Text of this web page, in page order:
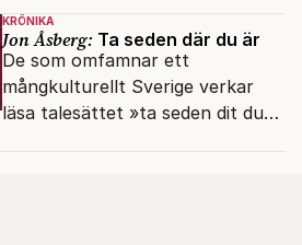
KRÖNIKA
Jon Åsberg: Ta seden där du är
De som omfamnar ett
mångkulturellt Sverige verkar
läsa talesättet »ta seden dit du